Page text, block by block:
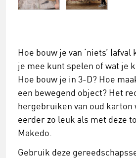
Hoe bouw je van ‘niets’
je mee kunt spelen of wat je
Hoe bouw je in 3-D? Hoe
een bewegend object? Het
hergebruiken van oud karton
eerder zo leuk als met deze
Makedo.
Gebruik deze